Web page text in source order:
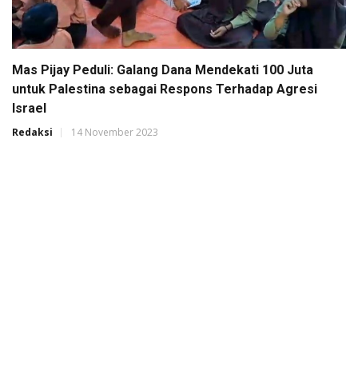
Mas Pijay Peduli: Galang Dana Mendekati 100 Juta
untuk Palestina sebagai Respons Terhadap Agresi
Israel
Redaksi 14 November 2023